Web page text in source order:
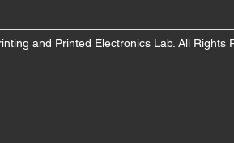
and Printed Electronics Lab. All Rights